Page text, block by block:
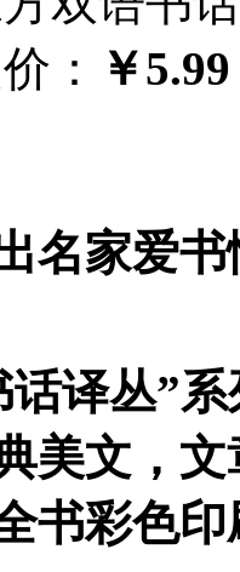
： ￥5.99
名家爱
话译丛”
美文，
书彩色